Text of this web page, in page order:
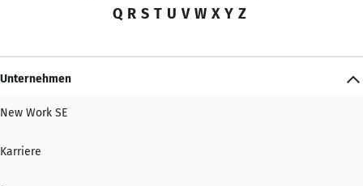
Q R S T U V W X Y Z
Unternehmen
New Work SE
Karriere